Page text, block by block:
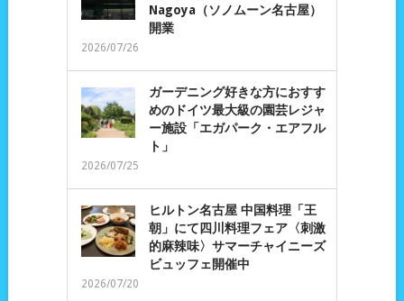
Nagoya（ソノムーン名古屋）
開業
2026/07/26
ガーデニング好きな方におすす
めのドイツ最大級の園芸レジャ
ー施設「エガパーク・エアフル
ト」
2026/07/25
ヒルトン名古屋 中国料理「王
朝」にて四川料理フェア〈刺激
的麻辣味〉サマーチャイニーズ
ビュッフェ開催中
2026/07/20